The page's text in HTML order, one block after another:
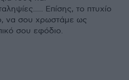
Επίσης, το πτυχίο
να σου χρωστάμε ως
σου εφόδιο.